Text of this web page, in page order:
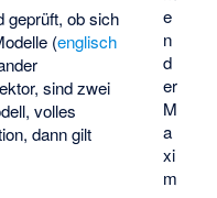
e
n
d
er
M
a
xi
m
geprüft, ob sich
(englisch
sindzwei
volles
dann gilt